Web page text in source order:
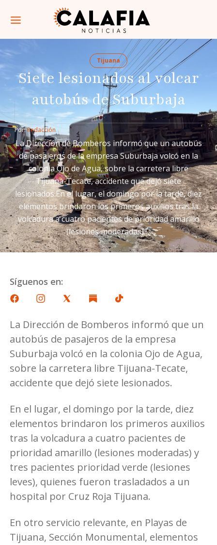
Tijuana
Siete lesionados al volcar
autobús de Suburbaja
Por: Redacción
La Dirección de Bomberos informó que un autobús
de pasajeros de la empresa Suburbaja volcó en la
colonia Ojo de Agua, sobre la carretera libre
Tijuana-Tecate, accidente que dejó siete
lesionados.En el lugar, el domingo por la tarde, diez
elementos brindaron los primeros auxilios tras la
volcadura a cuatro pacientes de prioridad amarillo
(lesiones moderadas) …
Síguenos en:
La Dirección de Bomberos informó que un
autobús de pasajeros de la empresa
Suburbaja volcó en la colonia Ojo de Agua,
sobre la carretera libre Tijuana-Tecate,
accidente que dejó siete lesionados.
En el lugar, el domingo por la tarde, diez
elementos brindaron los primeros auxilios
tras la volcadura a cuatro pacientes de
prioridad amarillo (lesiones moderadas) y
tres pacientes prioridad verde (lesiones
leves), quienes fueron trasladados a un
hospital por Cruz Roja Tijuana.
En otro servicio relevante, en Playas de
Tijuana, Sección Monumental, elementos